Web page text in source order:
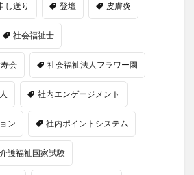
し送り 登壇 皮膚炎
社会福祉士
会 社会福祉法人フラワー園
社内エンゲージメント
ン 社内ポイントシステム
護福祉国家試験